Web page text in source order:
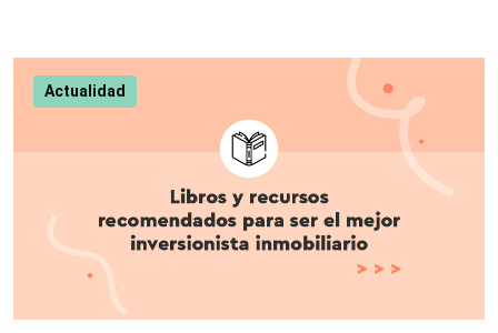
Actualidad